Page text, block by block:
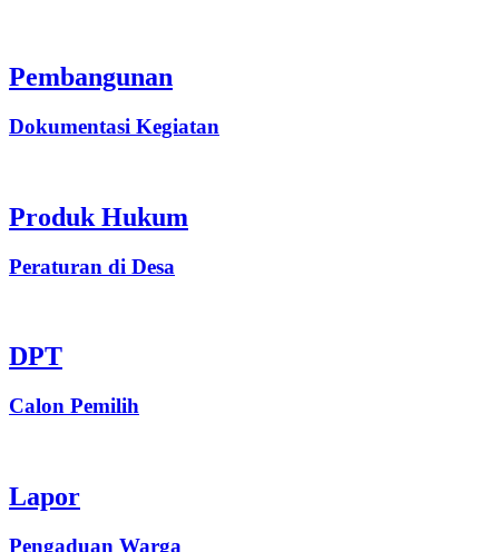
Pembangunan
Dokumentasi Kegiatan
Produk Hukum
Peraturan di Desa
DPT
Calon Pemilih
Lapor
Pengaduan Warga